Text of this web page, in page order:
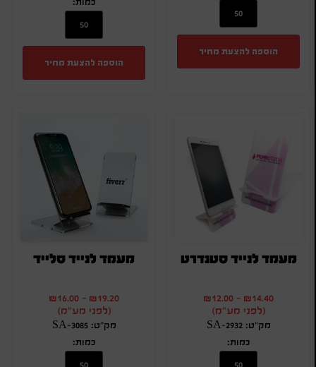
הוספה להצעת מחיר
הוספה להצעת מחיר
מעמד לנייד סטנדרט
₪14.40
-
₪12.00
(לפני מע"מ)
מק"ט: SA-2932
כמות:
מעמד לנייד סלייד
₪19.20
-
₪16.00
(לפני מע"מ)
מק"ט: SA-3085
כמות: